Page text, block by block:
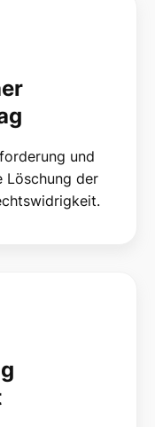
und
Löschung der